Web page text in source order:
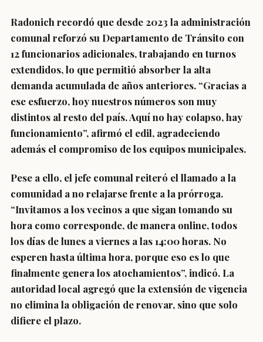
Radonich recordó que desde 2023 la administración
comunal reforzó su Departamento de Tránsito con
12 funcionarios adicionales, trabajando en turnos
extendidos, lo que permitió absorber la alta
demanda acumulada de años anteriores. “Gracias a
ese esfuerzo, hoy nuestros números son muy
distintos al resto del país. Aquí no hay colapso, hay
funcionamiento”, afirmó el edil, agradeciendo
además el compromiso de los equipos municipales.
Pese a ello, el jefe comunal reiteró el llamado a la
comunidad a no relajarse frente a la prórroga.
“Invitamos a los vecinos a que sigan tomando su
hora como corresponde, de manera online, todos
los días de lunes a viernes a las 14:00 horas. No
esperen hasta última hora, porque eso es lo que
finalmente genera los atochamientos”, indicó. La
autoridad local agregó que la extensión de vigencia
no elimina la obligación de renovar, sino que solo
difiere el plazo.